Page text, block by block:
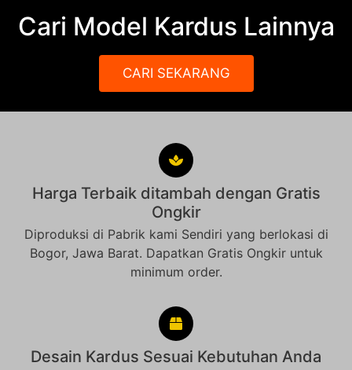
Cari Model Kardus Lainnya
CARI SEKARANG
Harga Terbaik ditambah dengan Gratis
Ongkir
Diproduksi di Pabrik kami Sendiri yang berlokasi di
Bogor, Jawa Barat. Dapatkan Gratis Ongkir untuk
minimum order.
Desain Kardus Sesuai Kebutuhan Anda